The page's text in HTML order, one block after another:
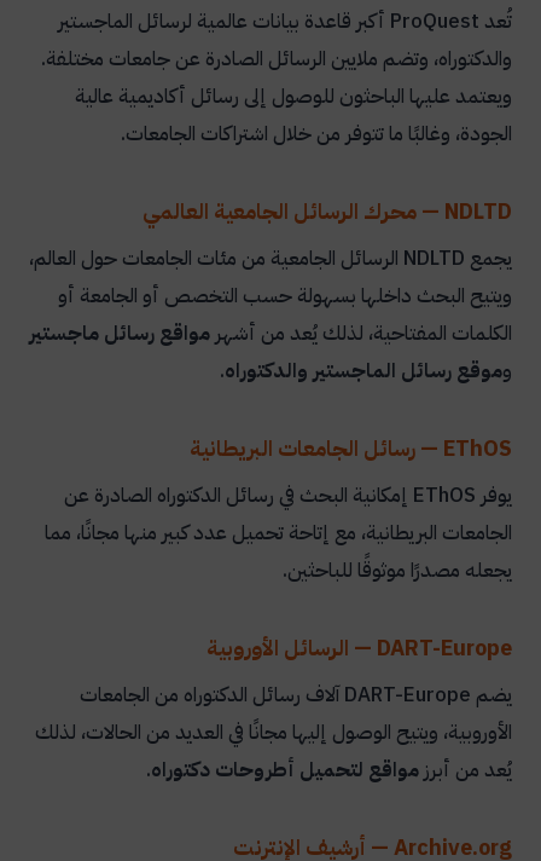
تُعد ProQuest أكبر قاعدة بيانات عالمية لرسائل الماجستير
والدكتوراه، وتضم ملايين الرسائل الصادرة عن جامعات مختلفة.
ويعتمد عليها الباحثون للوصول إلى رسائل أكاديمية عالية
الجودة، وغالبًا ما تتوفر من خلال اشتراكات الجامعات.
NDLTD — محرك الرسائل الجامعية العالمي
يجمع NDLTD الرسائل الجامعية من مئات الجامعات حول العالم،
ويتيح البحث داخلها بسهولة حسب التخصص أو الجامعة أو
الكلمات المفتاحية، لذلك يُعد من أشهر مواقع رسائل ماجستير
وموقع رسائل الماجستير والدكتوراه.
EThOS — رسائل الجامعات البريطانية
يوفر EThOS إمكانية البحث في رسائل الدكتوراه الصادرة عن
الجامعات البريطانية، مع إتاحة تحميل عدد كبير منها مجانًا، مما
يجعله مصدرًا موثوقًا للباحثين.
DART-Europe — الرسائل الأوروبية
يضم DART-Europe آلاف رسائل الدكتوراه من الجامعات
الأوروبية، ويتيح الوصول إليها مجانًا في العديد من الحالات، لذلك
يُعد من أبرز مواقع لتحميل أطروحات دكتوراه.
Archive.org — أرشيف الإنترنت